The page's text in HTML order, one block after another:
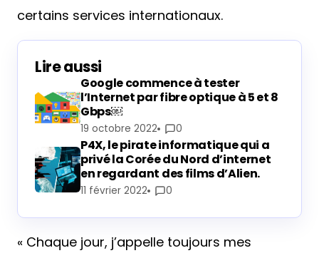
certains services internationaux.
Lire aussi
Google commence à tester
l’Internet par fibre optique à 5 et 8
Gbps￼
19 octobre 2022 0
P4X, le pirate informatique qui a
privé la Corée du Nord d’internet
en regardant des films d’Alien.
11 février 2022 0
« Chaque jour, j’appelle toujours mes